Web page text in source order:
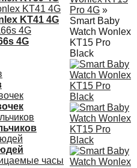
KT41 4G
4G
Pro 4G »
Smart Baby
Watch Wonlex
KT15 Pro
Black